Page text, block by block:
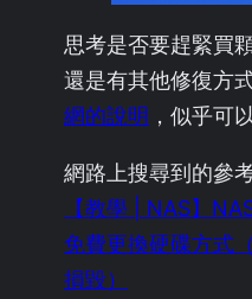
思考是否要趕緊買
還是有其他修復方
網的說明 ，似乎可
網路上搜尋到的參
【教學 | NAS】
免費更換硬碟方式
損毀）